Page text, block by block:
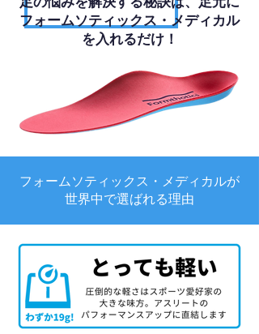
フォームソティックス・メディカル
を入れるだけ！
フォームソティックス・メディカルが
世界中で選ばれる理由